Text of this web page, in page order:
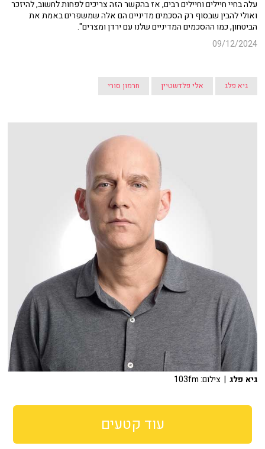
עלה בחיי חיילים וחיילים רבים, אז בהקשר הזה צריכים לפחות לחשוב, להיזכר
ואולי להבין שבסוף רק הסכמים מדיניים הם אלה שמשפרים באמת את
הביטחון, כמו ההסכמים המדיניים שלנו עם ירדן ומצרים".
09/12/2024
גיא פלג אלי פלדשטיין חרמון סורי
גיא פלג | צילום: 103fm
עוד קטעים